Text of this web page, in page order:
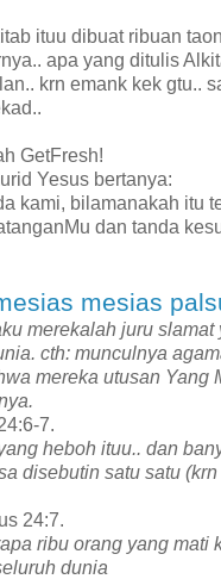
ituu dibuat ribuan
apa yang ditulis
krn emank kek gtu..
GetFresh!
Yesus bertanya:
kami, bilamanakah itu
dan tanda
mesias
merekalah juru slamat
cth: munculnya
mereka utusan Yang
7.
heboh ituu.. dan
disebutin satu satu
24:7.
ribu orang yang mati
dunia